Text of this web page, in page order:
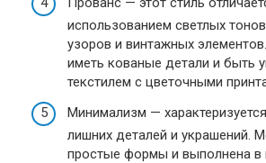
использованием светлых
узоров и винтажных
иметь кованые детали и быть
текстилем с цветочными
Минимализм —
лишних деталей и украшений.
простые формы и выполнена в